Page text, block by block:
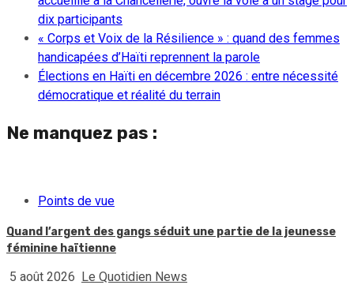
dix participants
« Corps et Voix de la Résilience » : quand des femmes
handicapées d’Haïti reprennent la parole
Élections en Haïti en décembre 2026 : entre nécessité
démocratique et réalité du terrain
Ne manquez pas :
Points de vue
Quand l’argent des gangs séduit une partie de la jeunesse
féminine haïtienne
5 août 2026 Le Quotidien News